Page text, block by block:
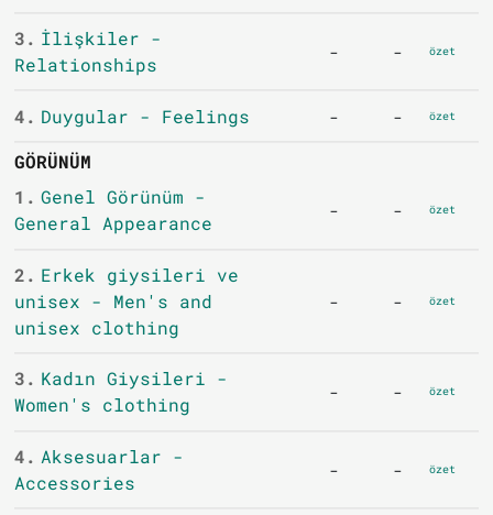
3. İlişkiler -
Relationships
- - özet
4. Duygular - Feelings - - özet
GÖRÜNÜM
1. Genel Görünüm -
General Appearance
- - özet
2. Erkek giysileri ve
unisex - Men's and
unisex clothing
- - özet
3. Kadın Giysileri -
Women's clothing
- - özet
4. Aksesuarlar -
Accessories
- - özet